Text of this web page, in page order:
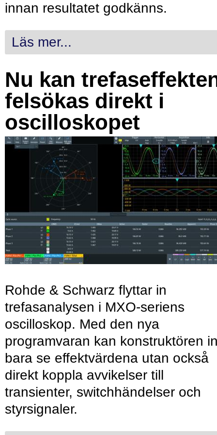
innan resultatet godkänns.
Läs mer...
Nu kan
felsökas direkt i
oscilloskopet
Rohde & Schwarz flyttar in
trefasanalysen i MXO-seriens
oscilloskop. Med den nya
programvaran kan konstruktören
bara se effektvärdena utan också
direkt koppla avvikelser till
transienter, switchhändelser och
styrsignaler.